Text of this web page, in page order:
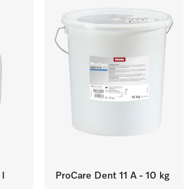
ProCare Dent 11 A - 10 kg